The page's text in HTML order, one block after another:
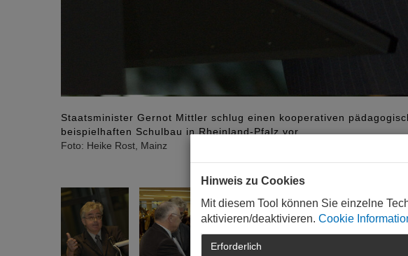
Staatsminister Gernot Mittler schlug einen kooperativen
beispielhaften Schulbau in Rheinland-Pfalz vor.
Foto: Heike Rost, Mainz
Hinweis zu Cookies
Mit diesem Tool können Sie einzelne
aktivieren/deaktivieren. Cookie
Erforderlich